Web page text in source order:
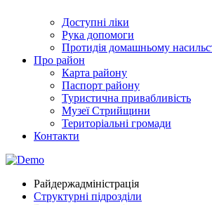
Доступні ліки
Рука допомоги
Протидія домашньому
Про район
Карта району
Паспорт району
Туристична привабливість
Музеї Стрийщини
Територіальні громади
Контакти
Райдержадміністрація
Структурні підрозділи